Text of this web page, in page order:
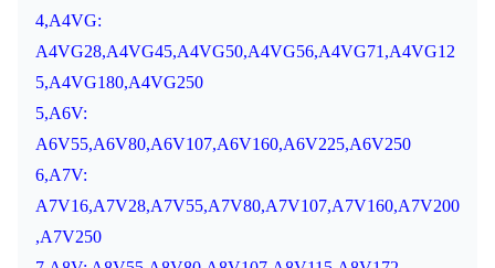
4,A4VG:
A4VG28,A4VG45,A4VG50,A4VG56,A4VG71,A4VG12
5,A4VG180,A4VG250
5,A6V:
A6V55,A6V80,A6V107,A6V160,A6V225,A6V250
6,A7V:
A7V16,A7V28,A7V55,A7V80,A7V107,A7V160,A7V200
,A7V250